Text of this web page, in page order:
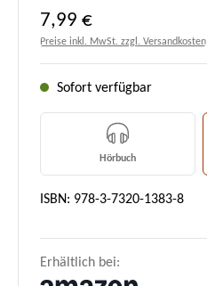
Regulärer Preis:
7,99 €
Preise inkl. MwSt. zzgl. Versandkosten
Sofort verfügbar
Hörbuch
ISBN: 978-3-7320-1383-8
Erhältlich bei: